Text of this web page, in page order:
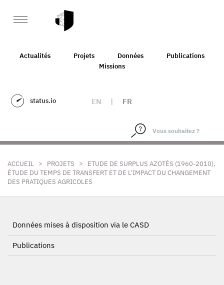
Actualités Projets Données
Publications
Missions
status.io EN | FR
ACCUEIL > PROJETS >
ETUDE DE SURPLUS AZOTÉS (1960-2010),
ÉTUDE DU TEMPS DE TRANSFERT ET DE L'IMPACT DU CHANGEMENT
DES PRATIQUES AGRICOLES
Données mises à disposition via le CASD
Publications